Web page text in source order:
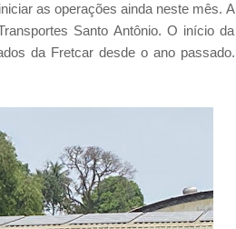
as operações ainda neste mês. A
Santo Antônio. O início da
da Fretcar desde o ano passado.